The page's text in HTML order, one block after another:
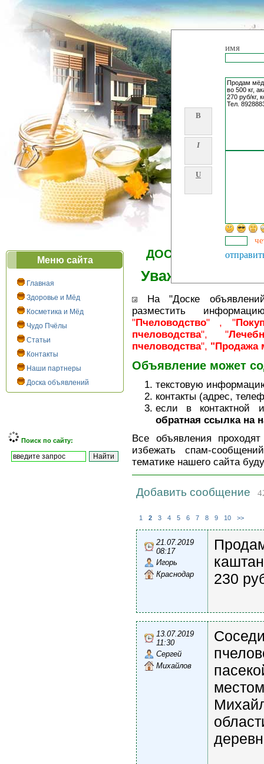
Меню сайта
Главная
Здоровье и Мёд
Косметика и Мёд
Чудо Пчёлы
Статьи
Контакты
Наши партнеры
Доска объявлений
Поиск по сайту:
ДОСКА
Уважаемые
На "Доске
разместить
"Пчеловодство" , "
пчеловодства", "
пчеловодства", "Продажа
Объявление может
текстовую
контакты (адрес,
если в контактной
обратная ссылка на
Все объявления
избежать спам-
тематике нашего сайта
B
I
U
имя
Добавить сообщение
1 2 3 4 5 6 7 8 9 10 >>
21.07.2019
08:17
Игорь
Краснодар
230
13.07.2019
11:30
Сергей
Михайлов